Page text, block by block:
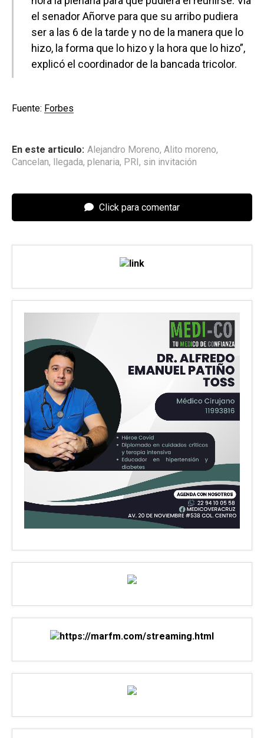
el senador Añorve para que su arribo pudiera
ser a las 6 de la tarde y no de la manera que lo
hizo, la forma que lo hizo y la hora que lo hizo”,
explicó el coordinador de la bancada tricolor.
Fuente: Forbes
En este articulo: Alejandro Moreno, Alito moreno,
Cancelan, llegada, plenaria, PRI , sin invitación
Click para comentar